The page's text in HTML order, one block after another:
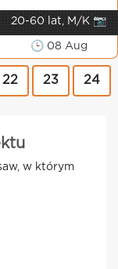
20-60 lat, M/K 📷
🕒 08 Aug
22 23 24
w którym